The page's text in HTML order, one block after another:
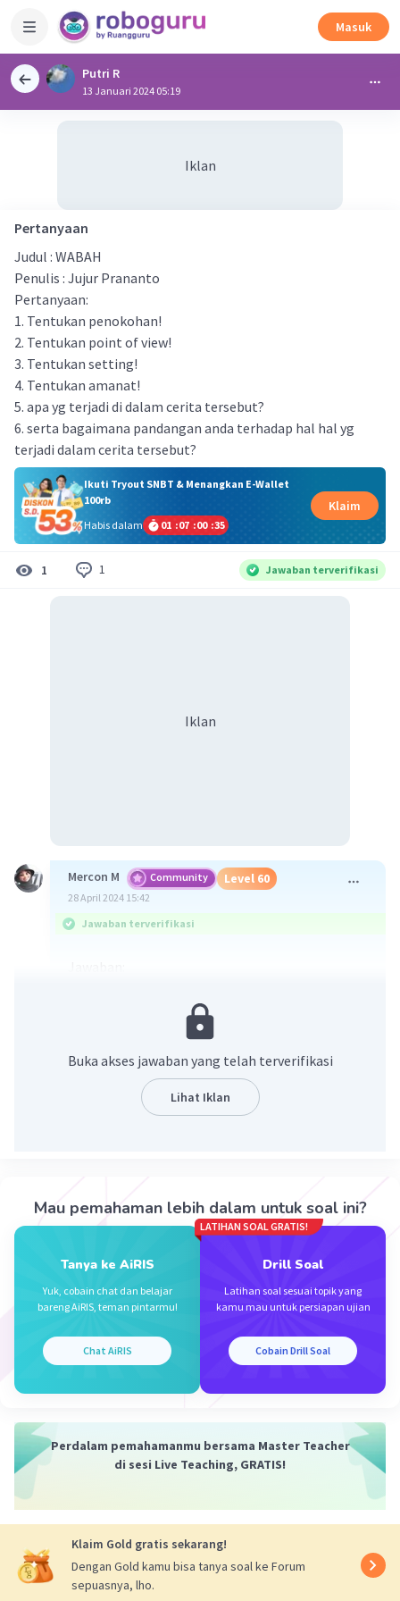
Masuk
Putri R
13 Januari 2024 05:19
Iklan
Pertanyaan
Judul : WABAH
Penulis : Jujur Prananto
Pertanyaan:
1. Tentukan penokohan!
2. Tentukan point of view!
3. Tentukan setting!
4. Tentukan amanat!
5. apa yg terjadi di dalam cerita tersebut?
6. serta bagaimana pandangan anda terhadap hal hal yg
terjadi dalam cerita tersebut?
Ikuti Tryout SNBT & Menangkan E-Wallet
100rb
Habis dalam
01 :07 :00 :34
Klaim
1 1 Jawaban terverifikasi
Iklan
Mercon M Community Level 60
28 April 2024 15:42
Jawaban terverifikasi
Tokoh Utama: Dr. Fahmi, seorang dokter
yang menyebar di kota.
Tokoh Pendukung: Warga kota yang
terinfeksi, tim medis, pemerintah
Penulis menggunakan sudut pandang
orang ketiga. Cerita disampaikan dari
perspektif yang melibatkan banyak
karakter, tetapi fokus pada pengalaman
dan perjuangan Dr. Fahmi.
3. Setting:
dilanda wabah penyakit misterius. Tempat-
rumah sakit, klinik, laboratorium medis,
dan kawasan perkotaan yang padat.
Pentingnya solidaritas dan kebersamaan
dalam menghadapi bencana dan
tantangan bersama.
Buka akses jawaban yang telah terverifikasi
Lihat Iklan
Mau pemahaman lebih dalam untuk soal ini?
Tanya ke AiRIS
Yuk, cobain chat dan belajar
bareng AiRIS, teman pintarmu!
Chat AiRIS
LATIHAN SOAL GRATIS!
Drill Soal
Latihan soal sesuai topik yang
kamu mau untuk persiapan ujian
Cobain Drill Soal
Perdalam pemahamanmu bersama Master Teacher
di sesi Live Teaching, GRATIS!
Klaim Gold gratis sekarang!
Dengan Gold kamu bisa tanya soal ke Forum
sepuasnya, lho.